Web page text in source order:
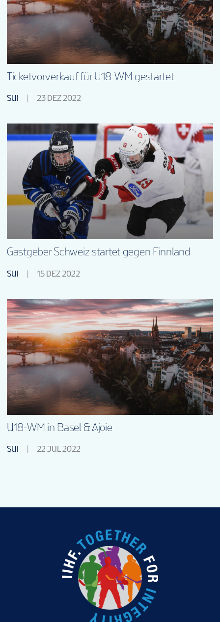
Ticketvorverkauf für U18-WM gestartet
SUI 23 DEZ 2022
Gastgeber Schweiz startet gegen Finnland
SUI 15 DEZ 2022
U18-WM in Basel & Ajoie
SUI 22 JUL 2022